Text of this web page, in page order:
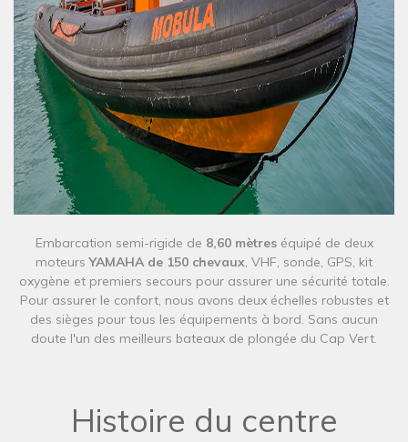
​​Embarcation semi-rigide de 8,60 mètreséquipé de deux
moteursYAMAHA de 150 chevaux, VHF, sonde, GPS, kit
oxygène et premiers secours pour assurer une sécurité totale.
Pour assurer le confort, nous avons deux échelles robustes et
des sièges pour tous les équipements à bord. Sans aucun
doute l'un des meilleurs bateaux de plongée du Cap Vert.
Histoire du centre